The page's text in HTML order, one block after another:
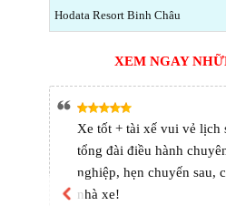
Hodata Resort Binh Châu
XEM NGAY
Xe tốt + tài xế vui vẻ lịch
tổng đài điều hành
nghiệp, hẹn chuyến sau,
nhà xe!